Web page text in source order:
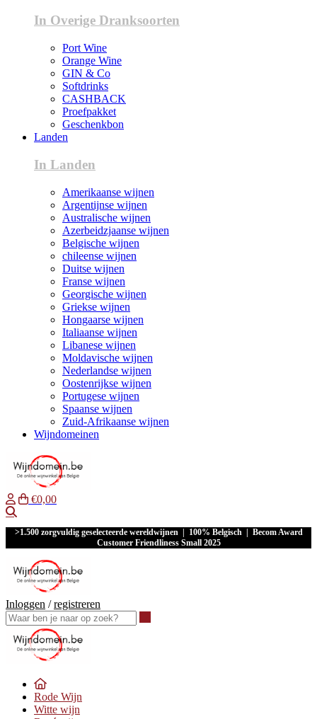
In Overige Dranksoorten
Port Wine
Orange Wine
GIN & Co
Softdrinks
CASHBACK
Proefpakket
Geschenkbon
Landen
In Landen
Amerikaanse wijnen
Argentijnse wijnen
Australische wijnen
Azerbeidzjaanse wijnen
Belgische wijnen
chileense wijnen
Duitse wijnen
Franse wijnen
Georgische wijnen
Griekse wijnen
Hongaarse wijnen
Italiaanse wijnen
Libanese wijnen
Moldavische wijnen
Nederlandse wijnen
Oostenrijkse wijnen
Portugese wijnen
Spaanse wijnen
Zuid-Afrikaanse wijnen
Wijndomeinen
€0,00
>1.500 zorgvuldig geselecteerde wereldwijnen | 100% Belgisch | Becom Award
Customer Friendliness Small 2025
Inloggen /registreren
Rode Wijn
Witte wijn